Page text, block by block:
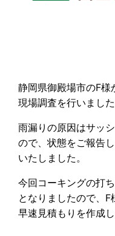
静岡県御殿場市のF様
現場調査を行いました
雨漏りの原因はサッ
ので、状態をご報告
いたしました。
今回コーキングの打
となりましたので、
早速見積もりを作成し